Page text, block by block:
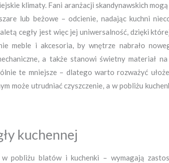
klimaty. Fani aranżacji skandynawskich
lub beżowe – odcienie, nadając kuchni
cegły jest więc jej uniwersalność, dzięki
meble i akcesoria, by wnętrze nabrało
a także stanowi świetny materiał
te mniejsze – dlatego warto rozważyć
może utrudniać czyszczenie, a w pobliżu
kuchennej
pobliżu blatów i kuchenki – wymagają